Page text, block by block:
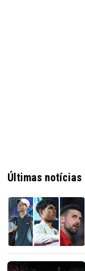
Últimas notícias